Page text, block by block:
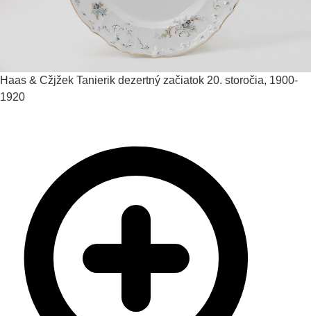
Haas & Cžjžek Tanierik dezertný začiatok 20. storočia, 1900-
1920